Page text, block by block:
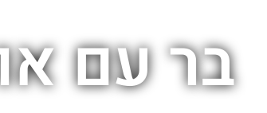
בר עם